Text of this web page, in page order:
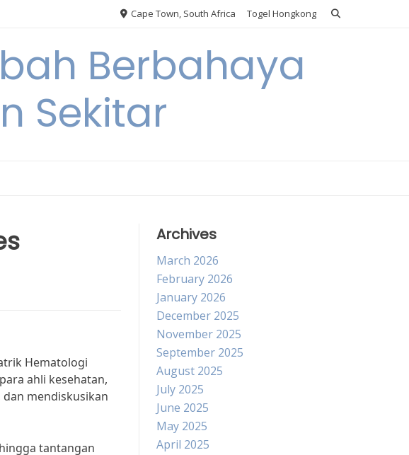
Cape Town, South Africa Togel Hongkong
Berbahaya
Sekitar
Hematologi
ahli kesehatan,
mendiskusikan
tantangan
Archives
March 2026
February 2026
January 2026
December 2025
November 2025
September 2025
August 2025
July 2025
June 2025
May 2025
April 2025